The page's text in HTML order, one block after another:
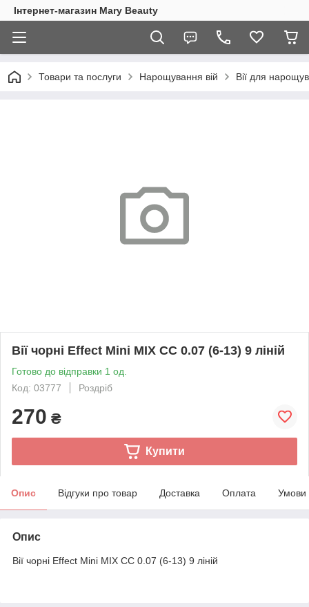
Інтернет-магазин Mary Beauty
Товари та послуги Нарощування вій Вії для
Вії чорні Effect Mini MIX CC 0.07 (6-13) 9 ліній
Готово до відправки 1 од.
Код: 03777
Роздріб
270 ₴
Купити
Опис Відгуки про товар Доставка Оплата Умови
Опис
Вії чорні Effect Mini MIX CC 0.07 (6-13) 9 ліній